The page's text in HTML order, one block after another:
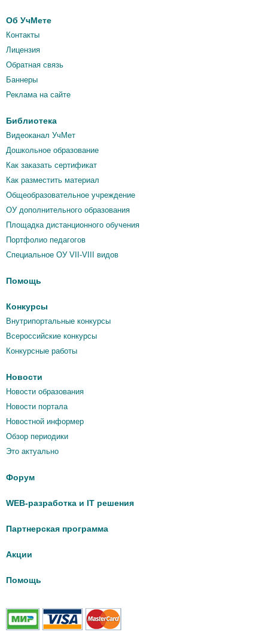
Об УчМете
Контакты
Лицензия
Обратная связь
Баннеры
Реклама на сайте
Библиотека
Видеоканал УчМет
Дошкольное образование
Как заказать сертификат
Как разместить материал
Общеобразовательное учреждение
ОУ дополнительного образования
Площадка дистанционного обучения
Портфолио педагогов
Специальное ОУ VII-VIII видов
Помощь
Конкурсы
Внутрипортальные конкурсы
Всероссийские конкурсы
Конкурсные работы
Новости
Новости образования
Новости портала
Новостной информер
Обзор периодики
Это актуально
Форум
WEB-разработка и IT решения
Партнерская программа
Акции
Помощь